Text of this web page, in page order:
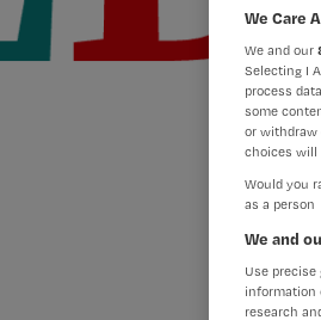
We Care
We and our
Selecting I
process
some
or withdraw
choices will
Would you
as a person
We and
Use
information
research